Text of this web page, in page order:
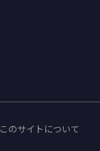
このサイトについて